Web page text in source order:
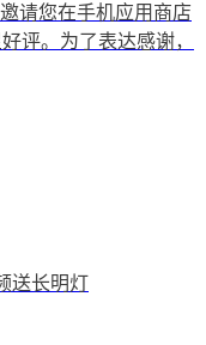
请您在手机应用商店
评。为了表达感谢，
送长明灯